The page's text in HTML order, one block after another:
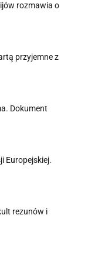
rozmawia o
przyjemne z
Dokument
Europejskiej.
rezunów i